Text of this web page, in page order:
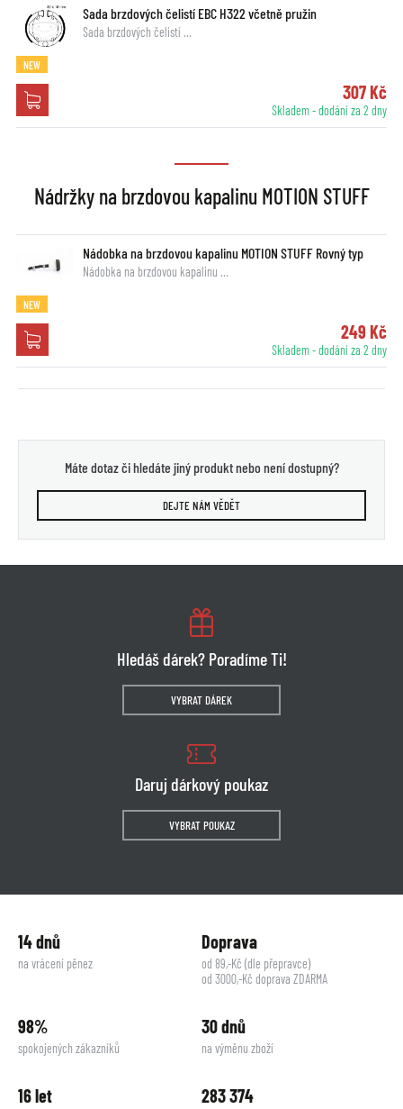
Sada brzdových čelistí EBC H322 včetně pružin
Sada brzdových čelistí …
NEW
307 Kč
Skladem - dodání za 2 dny
Nádržky na brzdovou kapalinu MOTION STUFF
Nádobka na brzdovou kapalinu MOTION STUFF Rovný typ
Nádobka na brzdovou kapalinu …
NEW
249 Kč
Skladem - dodání za 2 dny
Máte dotaz či hledáte jiný produkt nebo není dostupný?
DEJTE NÁM VĚDĚT
Hledáš dárek? Poradíme Ti!
VYBRAT DÁREK
Daruj dárkový poukaz
VYBRAT POUKAZ
14 dnů
na vrácení pěnez
Doprava
od 89,-Kč (dle přepravce)
od 3000,-Kč doprava ZDARMA
98%
spokojených zákazníků
30 dnů
na výměnu zboží
16 let 283 374